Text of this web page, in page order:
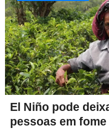
El Niño pode
pessoas em